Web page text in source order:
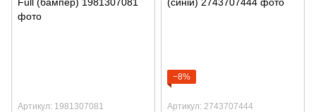
Артикул: 1981307081
−8%
Артикул: 2743707444